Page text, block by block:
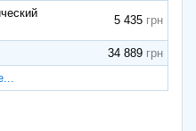
5 435
34 889